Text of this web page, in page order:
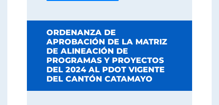
ORDENANZA DE
APROBACIÓN DE LA MATRIZ
DE ALINEACIÓN DE
PROGRAMAS Y PROYECTOS
DEL 2024 AL PDOT VIGENTE
DEL CANTÓN CATAMAYO